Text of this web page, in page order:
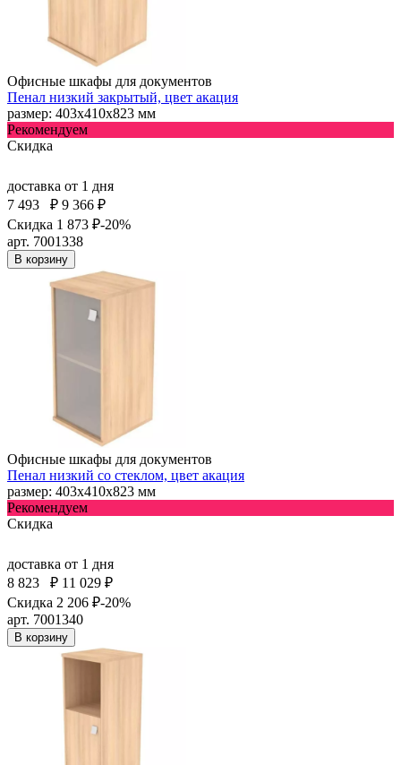
Офисные шкафы для документов
Пенал низкий закрытый, цвет акация
размер: 403х410х823 мм
Рекомендуем
Скидка
доставка от 1 дня
7 493
₽ 9 366 ₽
Скидка 1 873 ₽-20%
арт. 7001338
В корзину
Офисные шкафы для документов
Пенал низкий со стеклом, цвет акация
размер: 403х410х823 мм
Рекомендуем
Скидка
доставка от 1 дня
8 823
₽ 11 029 ₽
Скидка 2 206 ₽-20%
арт. 7001340
В корзину